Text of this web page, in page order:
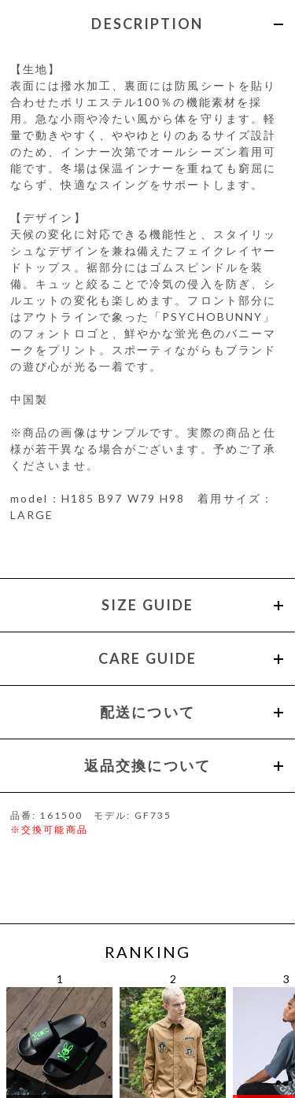
DESCRIPTION
【生地】
表面には撥水加工、裏面には防風シートを貼り
合わせたポリエステル100％の機能素材を採
用。急な小雨や冷たい風から体を守ります。軽
量で動きやすく、ややゆとりのあるサイズ設計
のため、インナー次第でオールシーズン着用可
能です。冬場は保温インナーを重ねても窮屈に
ならず、快適なスイングをサポートします。
【デザイン】
天候の変化に対応できる機能性と、スタイリッ
シュなデザインを兼ね備えたフェイクレイヤー
ドトップス。裾部分にはゴムスピンドルを装
備。キュッと絞ることで冷気の侵入を防ぎ、シ
ルエットの変化も楽しめます。フロント部分に
はアウトラインで象った「PSYCHOBUNNY」
のフォントロゴと、鮮やかな蛍光色のバニーマ
ークをプリント。スポーティながらもブランド
の遊び心が光る一着です。
中国製
※商品の画像はサンプルです。実際の商品と仕
様が若干異なる場合がございます。予めご了承
くださいませ。
model：H185 B97 W79 H98 着用サイズ：
LARGE
SIZE GUIDE
CARE GUIDE
配送について
返品交換について
品番: 161500 モデル: GF735
※交換可能商品
RANKING